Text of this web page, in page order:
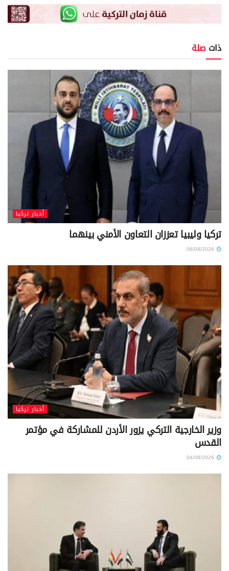
ذات صلة
أخبار تركيا
تركيا وليبيا تعززان التعاون الأمني بينهما
أخبار تركيا
وزير الخارجية التركي يزور الأردن للمشاركة في مؤتمر
القدس